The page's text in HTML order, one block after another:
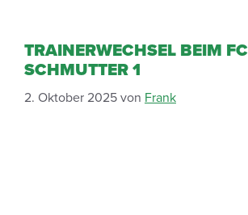
TRAINERWECHSEL BEIM FC
SCHMUTTER 1
2. Oktober 2025von Frank